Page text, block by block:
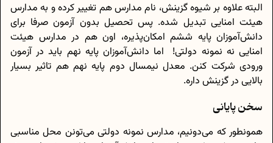
البته علاوه بر شیوه گزینش، نام مدارس هم تغییر کرده و به مدارس
هیئت امنایی تبدیل شده. پس تحصیل بدون آزمون صرفا برای
دانش‌آموزان پایه ششم امکان‌پذیره، اون هم در مدارس هیئت
امنایی نه نمونه دولتی! اما دانش‌آموزان پایه نهم باید در آزمون
ورودی شرکت کنن. معدل نیمسال دوم پایه نهم هم تاثیر بسیار
بالایی در گزینش داره.
سخن پایانی
همونطور که می‌دونیم، مدارس نمونه دولتی می‌تونن محل مناسبی